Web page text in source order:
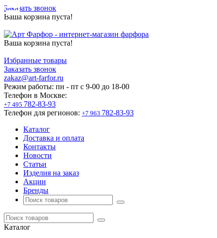
Заказать звонок
Ваша корзина пуста!
Ваша корзина пуста!
Избранные товары
Заказать звонок
zakaz@art-farfor.ru
Режим работы: пн - пт c 9-00 до 18-00
Телефон в Москве:
+7 495 782-83-93
Телефон для регионов: +7 963 782-83-93
Каталог
Доставка и оплата
Контакты
Новости
Статьи
Изделия на заказ
Акции
Бренды
Каталог